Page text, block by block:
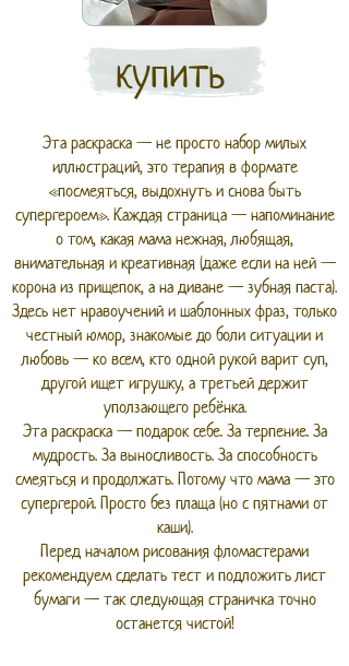
купить
Эта раскраска — не просто набор милых
иллюстраций, это терапия в формате
«посмеяться, выдохнуть и снова быть
супергероем». Каждая страница — напоминание
о том, какая мама нежная, любящая,
внимательная и креативная (даже если на ней —
корона из прищепок, а на диване — зубная паста).
Здесь нет нравоучений и шаблонных фраз, только
честный юмор, знакомые до боли ситуации и
любовь — ко всем, кто одной рукой варит суп,
другой ищет игрушку, а третьей держит
уползающего ребёнка.
Эта раскраска — подарок себе. За терпение. За
мудрость. За выносливость. За способность
смеяться и продолжать. Потому что мама — это
супергерой. Просто без плаща (но с пятнами от
каши).
Перед началом рисования фломастерами
рекомендуем сделать тест и подложить лист
бумаги — так следующая страничка точно
останется чистой!